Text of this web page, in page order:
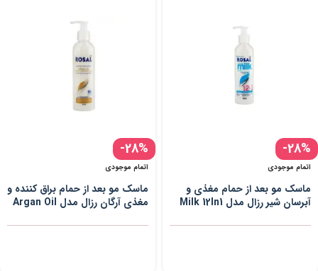
-28%
اتمام موجودی
ماسک مو بعد از حمام مغذی و
آبرسان شیر رزال مدل Milk 12In1
-28%
اتمام موجودی
ماسک مو بعد از حمام براق کننده و
مغذی آرگان رزال مدل Argan Oil